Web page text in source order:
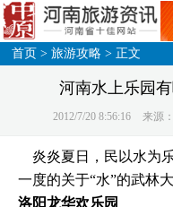
首页 >旅游攻略 > 正文
河南水上乐园
2012/7/20 8:56:16 来源
炎炎夏日，民以水为
一度的关于“水”的武林大
洛阳龙华欢乐园